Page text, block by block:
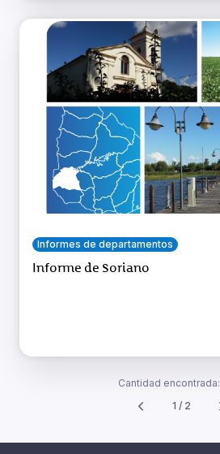
Informes de departamentos
Informe de Soriano
Cantidad encontrada:
1 / 2